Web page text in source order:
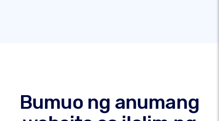
Bumuo ng anumang